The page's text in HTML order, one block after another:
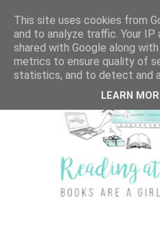
This site uses cookies from
and to analyze traffic. Your IP
shared with Google along
metrics to ensure quality of
statistics, and to detect and
LEARN